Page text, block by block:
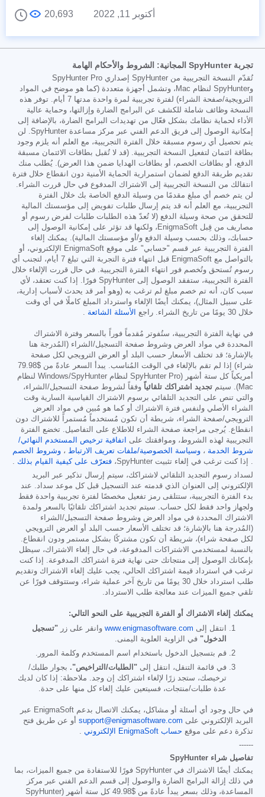
أكتوبر 11, 2022
20,693
تجربة SpyHunter المجانية: الشروط والأحكام الهامة
تُقدّم النسخة التجريبية من SpyHunter إصداري SpyHunter Pro
وSpyHunter لنظام Mac، وتشمل أجهزة متعددة (كما هو موضح في المواد
الترويجية/صفحة الشراء) لفترة تجريبية لمرة واحدة مدتها 7 أيام. توفر هذه
النسخة وظائف شاملة للكشف عن البرامج الضارة وإزالتها، وحماية عالية
الأداء لحماية نظامك بشكل فعّال من تهديدات البرامج الضارة، بالإضافة إلى
إمكانية الوصول إلى فريق الدعم الفني عبر مركز مساعدة SpyHunter. لن
يتم تحصيل أي رسوم مسبقة خلال الفترة التجريبية، مع العلم أنه يلزم وجود
بطاقة ائتمان لتفعيل النسخة التجريبية. (قد لا تُقبل بطاقات الائتمان مسبقة
الدفع، أو بطاقات الخصم، أو بطاقات الهدايا ضمن هذا العرض). يُطلب منك
تقديم طريقة الدفع لضمان استمرارية الحماية الأمنية دون انقطاع خلال فترة
انتقالك من النسخة التجريبية إلى الاشتراك المدفوع في حال قررت الشراء.
لن يتم خصم أي مبلغ مقدمًا من وسيلة الدفع الخاصة بك خلال الفترة
التجريبية، مع العلم أنه قد يتم إرسال طلبات تفويض إلى مؤسستك المالية
للتحقق من صحة وسيلة الدفع (لا تُعدّ هذه الطلبات طلبات لفرض رسوم أو
مصاريف من قِبل EnigmaSoft، ولكنها قد تؤثر على إمكانية الوصول إلى
حسابك، وذلك بحسب وسيلة الدفع و/أو مؤسستك المالية). يمكنك إلغاء
الفترة التجريبية عبر قسم "حسابي" على موقع EnigmaSoft الإلكتروني، أو
بالتواصل مع EnigmaSoft قبل انتهاء فترة التجربة التي تبلغ 7 أيام، لتجنب أي
رسوم تُستحق وتُخصم فور انتهاء الفترة التجريبية. في حال قررت الإلغاء خلال
الفترة التجريبية، ستفقد الوصول إلى SpyHunter فورًا. إذا كنت تعتقد، لأي
سبب كان، أنه تم خصم مبلغ لم ترغب به (وهو أمر قد يحدث لأسباب إدارية،
على سبيل المثال)، يمكنك أيضًا الإلغاء واسترداد المبلغ كاملًا في أي وقت
خلال 30 يومًا من تاريخ الشراء. راجع
الأسئلة الشائعة .
في نهاية الفترة التجريبية، ستُفوتر مُقدماً فوراً بالسعر وفترة الاشتراك
المحددة في مواد العرض وشروط صفحة التسجيل/الشراء (المُدرجة هنا
بالإشارة؛ قد تختلف الأسعار حسب البلد أو العرض الترويجي لكل صفحة
شراء) إذا لم تقم بالإلغاء في الوقت المُناسب. يبدأ السعر عادةً من $79.98
أمريكياً كل ستة أشهر (SpyHunter Pro لنظام Windows/SpyHunter لنظام
Mac). سيتم
تجديد اشتراكك تلقائياً وفقاً لشروط صفحة التسجيل/الشراء،
والتي تنص على التجديد التلقائي برسوم الاشتراك القياسية السارية وقت
الشراء الأصلي ولنفس فترة الاشتراك أو كما هو مُبين في مواد العرض
الترويجي/صفحة الشراء، شريطة أن تكون مُستخدماً مُستمراً للاشتراك دون
انقطاع. يُرجى مراجعة صفحة الشراء للاطلاع على التفاصيل. تخضع الفترة
التجريبية لهذه الشروط، وموافقتك على
اتفاقية ترخيص المستخدم النهائي/
شروط الخدمة ، وسياسة الخصوصية/ملفات تعريف الارتباط ، وشروط الخصم
. إذا كنت ترغب في إلغاء تثبيت SpyHunter،
فتعرّف على كيفية القيام بذلك .
لسداد رسوم التجديد التلقائي لاشتراكك، سيتم إرسال تذكير عبر البريد
الإلكتروني إلى العنوان الذي قدمته عند التسجيل قبل كل موعد سداد. عند
بدء الفترة التجريبية، ستتلقى رمز تفعيل مخصصًا لفترة تجريبية واحدة فقط
ولجهاز واحد فقط لكل حساب. سيتم تجديد اشتراكك تلقائيًا بالسعر ولمدة
الاشتراك المحددة في مواد العرض وشروط صفحة التسجيل/الشراء
(المُدرجة هنا بالإشارة؛ قد تختلف الأسعار حسب البلد أو العرض الترويجي
لكل صفحة شراء)، شريطة أن تكون مشتركًا بشكل مستمر ودون انقطاع.
بالنسبة لمستخدمي الاشتراكات المدفوعة، في حال إلغاء الاشتراك، سيظل
بإمكانك الوصول إلى منتجاتك حتى نهاية فترة اشتراكك المدفوعة. إذا كنت
ترغب في استرداد قيمة اشتراكك الحالي، يجب عليك إلغاء الاشتراك وتقديم
طلب استرداد خلال 30 يومًا من تاريخ آخر عملية شراء، وستتوقف فورًا عن
تلقي جميع الميزات عند معالجة طلب الاسترداد.
يمكنك إلغاء الاشتراك أو الفترة التجريبية على النحو التالي:
انتقل إلى www.enigmasoftware.com وانقر على زر "تسجيل
الدخول" في الزاوية العلوية اليمنى.
قم بتسجيل الدخول باستخدام اسم المستخدم وكلمة المرور.
في قائمة التنقل، انتقل إلى "الطلبات/التراخيص". بجوار طلبك/
ترخيصك، ستجد زرًا لإلغاء اشتراكك إن وجد. ملاحظة: إذا كان لديك
عدة طلبات/منتجات، فسيتعين عليك إلغاء كل منها على حدة.
في حال وجود أي أسئلة أو مشاكل، يمكنك الاتصال بدعم EnigmaSoft عبر
البريد الإلكتروني على support@enigmasoftware.com أو عن طريق فتح
تذكرة دعم على موقع حساب EnigmaSoft الإلكتروني
.
------
تفاصيل شراء SpyHunter
يمكنك أيضًا الاشتراك في SpyHunter فورًا للاستفادة من جميع الميزات، بما
في ذلك إزالة البرامج الضارة والوصول إلى قسم الدعم الفني عبر مركز
المساعدة، وذلك بسعر يبدأ عادةً من $49.98
كل ستة أشهر (SpyHunter